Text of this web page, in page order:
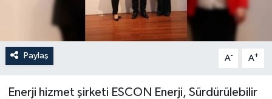
Paylaş A- A+
Enerji hizmet şirketi ESCON Enerji, Sürdürülebilir